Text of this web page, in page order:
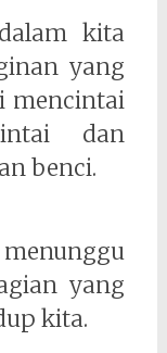
kita
yang
mencintai
dan
benci.
yang
kita.